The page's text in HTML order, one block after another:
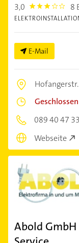
3,0 3.0 8
E-Mail
Geschlossen
089 40 47 33
Webseite
Abold